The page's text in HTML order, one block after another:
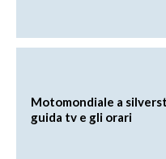
Motomondiale a
guida tv e gli orari